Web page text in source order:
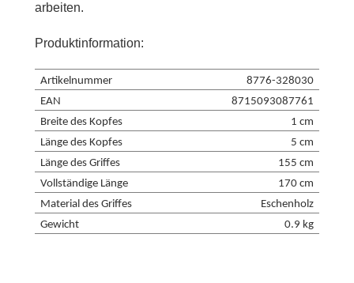
arbeiten.
Produktinformation:
Artikelnummer
8776-328030
EAN
8715093087761
Breite des Kopfes
1 cm
Länge des Kopfes
5 cm
Länge des Griffes
155 cm
Vollständige Länge
170 cm
Material des Griffes
Eschenholz
Gewicht
0.9 kg